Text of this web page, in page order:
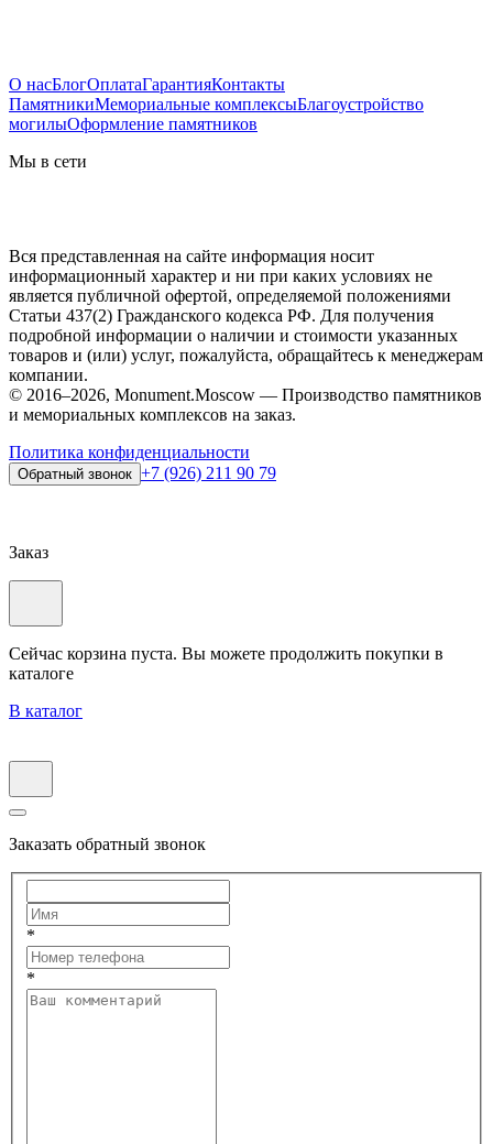
О насБлогОплатаГарантияКонтакты
ПамятникиМемориальные комплексыБлагоустройство
могилыОформление памятников
Мы в сети
Вся представленная на сайте информация носит
информационный характер и ни при каких условиях не
является публичной офертой, определяемой положениями
Статьи 437(2) Гражданского кодекса РФ. Для получения
подробной информации о наличии и стоимости указанных
товаров и (или) услуг, пожалуйста, обращайтесь к менеджерам
компании.
© 2016–2026, Monument.Moscow — Производство памятников
и мемориальных комплексов на заказ.
Политика конфиденциальности
Обратный звонок +7 (926) 211 90 79
Заказ
Сейчас корзина пуста. Вы можете продолжить покупки в
каталоге
В каталог
Заказать обратный звонок
*
*